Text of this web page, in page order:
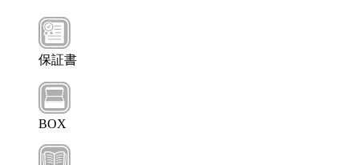
保証書
BOX